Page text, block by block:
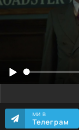
МИ В
Телеграм